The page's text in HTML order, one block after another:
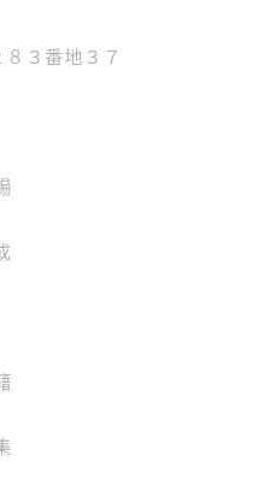
３番地３７